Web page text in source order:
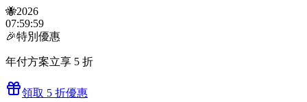
🐝2026
07:59:59
🎉特別優惠
年付方案立享 5 折
領取 5 折優惠